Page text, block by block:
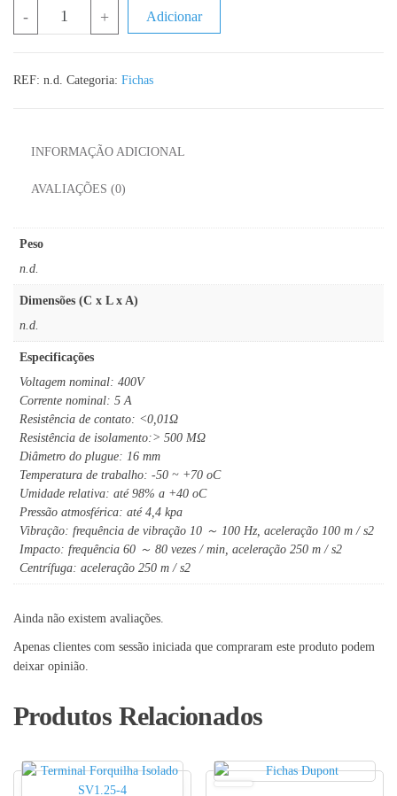
- + Adicionar
REF: n.d. Categoria: Fichas
INFORMAÇÃO ADICIONAL
AVALIAÇÕES (0)
Peso
n.d.
Dimensões (C x L x A)
n.d.
Especificações
Voltagem nominal: 400V
Corrente nominal: 5 A
Resistência de contato: <0,01Ω
Resistência de isolamento:> 500 MΩ
Diâmetro do plugue: 16 mm
Temperatura de trabalho: -50 ~ +70 oC
Umidade relativa: até 98% a +40 oC
Pressão atmosférica: até 4,4 kpa
Vibração: frequência de vibração 10 ～ 100 Hz, aceleração 100 m / s2
Impacto: frequência 60 ～ 80 vezes / min, aceleração 250 m / s2
Centrífuga: aceleração 250 m / s2
Ainda não existem avaliações.
Apenas clientes com sessão iniciada que compraram este produto podem
deixar opinião.
Produtos Relacionados